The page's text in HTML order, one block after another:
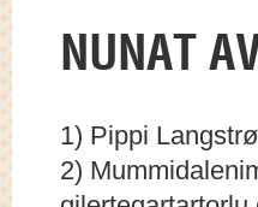
NUNAT
1) Pippi
2)